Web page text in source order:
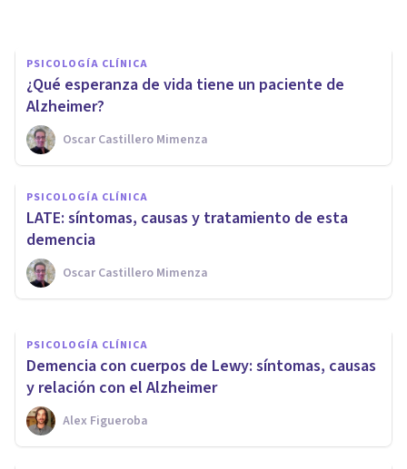
PSICOLOGÍA CLÍNICA
¿Qué esperanza de vida tiene un paciente de
Alzheimer?
Oscar Castillero Mimenza
PSICOLOGÍA CLÍNICA
LATE: síntomas, causas y tratamiento de esta
demencia
Oscar Castillero Mimenza
​Alzheimer: causas, síntomas,
tratamiento y prevención
Oscar Castillero Mimenza
PSICOLOGÍA CLÍNICA
Demencia con cuerpos de Lewy: síntomas, causas
y relación con el Alzheimer
Alex Figueroba